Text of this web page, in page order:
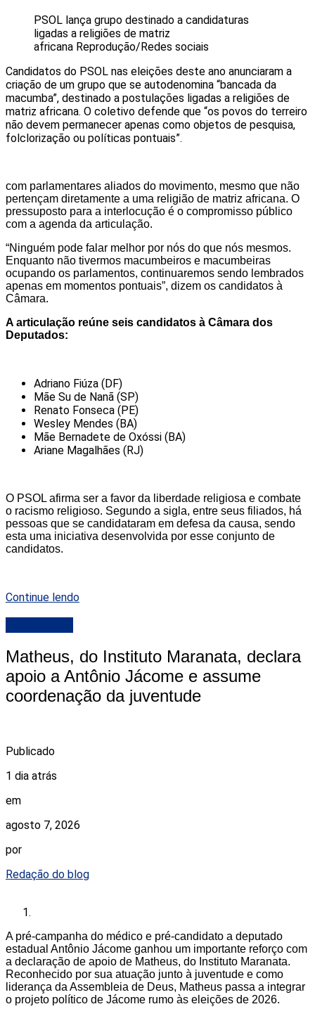
PSOL lança grupo destinado a candidaturas
ligadas a religiões de matriz
africana Reprodução/Redes sociais
Candidatos do PSOL nas eleições deste ano anunciaram a
criação de um grupo que se autodenomina “bancada da
macumba”, destinado a postulações ligadas a religiões de
matriz africana. O coletivo defende que “os povos do terreiro
não devem permanecer apenas como objetos de pesquisa,
folclorização ou políticas pontuais”.
com parlamentares aliados do movimento, mesmo que não
pertençam diretamente a uma religião de matriz africana. O
pressuposto para a interlocução é o compromisso público
com a agenda da articulação.
“Ninguém pode falar melhor por nós do que nós mesmos.
Enquanto não tivermos macumbeiros e macumbeiras
ocupando os parlamentos, continuaremos sendo lembrados
apenas em momentos pontuais”, dizem os candidatos à
Câmara.
A articulação reúne seis candidatos à Câmara dos
Deputados:
Adriano Fiúza (DF)
Mãe Su de Nanã (SP)
Renato Fonseca (PE)
Wesley Mendes (BA)
Mãe Bernadete de Oxóssi (BA)
Ariane Magalhães (RJ)
O PSOL afirma ser a favor da liberdade religiosa e combate
o racismo religioso. Segundo a sigla, entre seus filiados, há
pessoas que se candidataram em defesa da causa, sendo
esta uma iniciativa desenvolvida por esse conjunto de
candidatos.
Continue lendo
Matheus, do Instituto Maranata, declara
apoio a Antônio Jácome e assume
coordenação da juventude
Publicado
1 dia atrás
em
agosto 7, 2026
por
Redação do blog
A pré-campanha do médico e pré-candidato a deputado
estadual Antônio Jácome ganhou um importante reforço com
a declaração de apoio de Matheus, do Instituto Maranata.
Reconhecido por sua atuação junto à juventude e como
liderança da Assembleia de Deus, Matheus passa a integrar
o projeto político de Jácome rumo às eleições de 2026.